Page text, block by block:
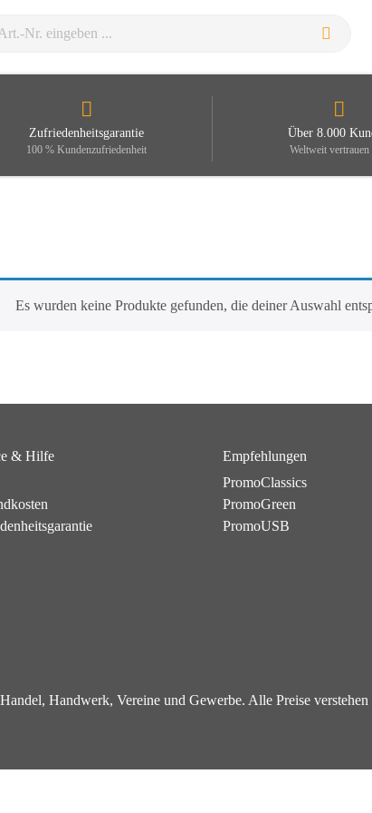
Zufriedenheitsgarantie
100 % Kundenzufriedenheit
Über 8.000
Weltweit vertrauen
Es wurden keine Produkte gefunden, die deiner Auswahl
& Hilfe
Empfehlungen
PromoClassics
PromoGreen
PromoUSB
Handwerk, Vereine und Gewerbe. Alle Preise